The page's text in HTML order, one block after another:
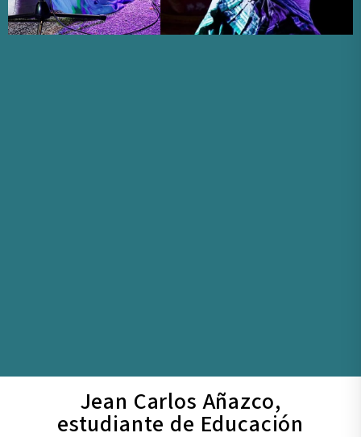
Jean Carlos Añazco,
estudiante de Educación